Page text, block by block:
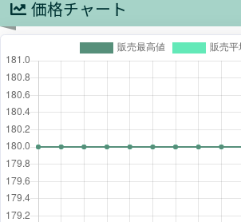
価格チャート